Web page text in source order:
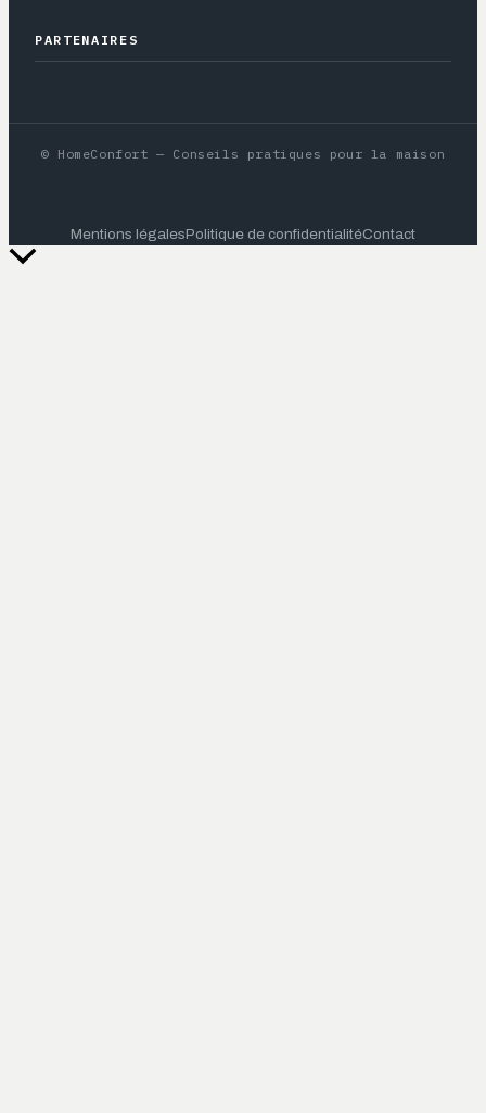
PARTENAIRES
© HomeConfort — Conseils pratiques pour la maison
Mentions légalesPolitique de confidentialitéContact